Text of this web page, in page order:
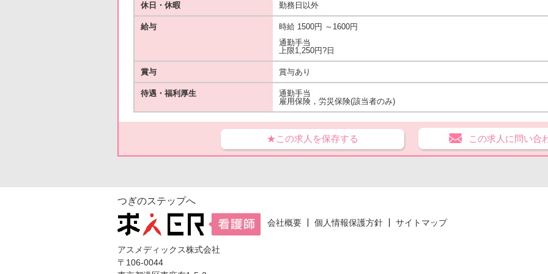
休日・休暇 勤務日以外
給与
時給 1500円 ～1600円
通勤手当
上限1,250円?日
賞与 賞与あり
待遇・福利厚生
通勤手当
雇用保険，労災保険(該当者のみ)
★この求人を保存する この求人に問い合
つぎのステップへ
会社概要 個人情報保護方針 サイトマップ
アスメディックス株式会社
〒106-0044